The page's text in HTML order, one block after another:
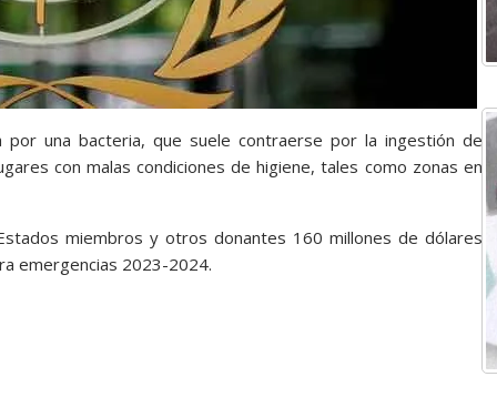
por una bacteria, que suele contraerse por la ingestión de
con malas condiciones de higiene, tales como zonas en
miembros y otros donantes 160 millones de dólares
emergencias 2023-2024.